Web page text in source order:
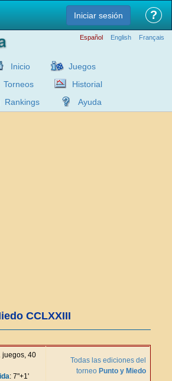
Iniciar sesión ?
Español English Français
Inicio
Juegos
Torneos
Historial
Rankings
Ayuda
CCLXXIII
juegos, 40
: 7"+1'
Todas las ediciones del
torneo Punto y Miedo